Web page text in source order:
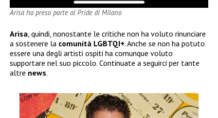
Arisa ha preso parte al Pride di Milano
Arisa , quindi, nonostante le critiche non ha voluto rinunciare
a sostenere la comunità LGBTQI+. Anche se non ha potuto
essere una degli artisti ospiti ha comunque voluto
supportare nel suo piccolo. Continuate a seguirci per tante
altre news.